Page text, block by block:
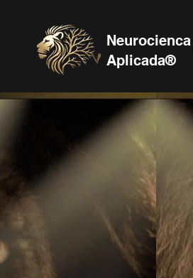
Neurocienca
Aplicada®